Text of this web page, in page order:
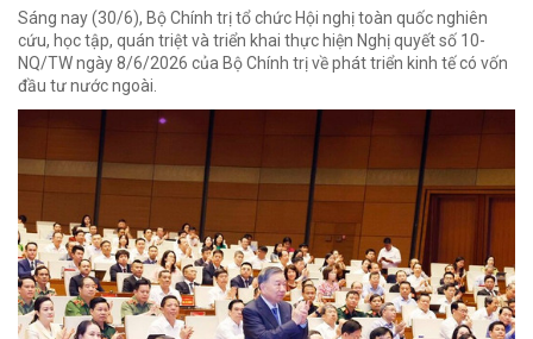
Sáng nay (30/6), Bộ Chính trị tổ chức Hội nghị toàn quốc nghiên
cứu, học tập, quán triệt và triển khai thực hiện Nghị quyết số 10-
NQ/TW ngày 8/6/2026 của Bộ Chính trị về phát triển kinh tế có vốn
đầu tư nước ngoài.